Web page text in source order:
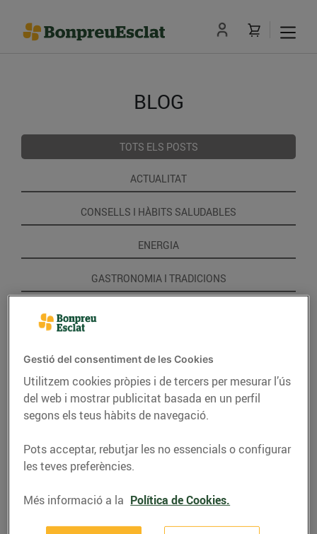
BLOG
TOTS ELS POSTS
ACTUALITAT
CONSELLS I HÀBITS SALUDABLES
ENERGIA
GASTRONOMIA I TRADICIONS
Gestió del consentiment de les Cookies
Utilitzem cookies pròpies i de tercers per mesurar l’ús
del web i mostrar publicitat basada en un perfil
segons els teus hàbits de navegació.
Pots acceptar, rebutjar les no essencials o configurar
les teves preferències.
Més informació a la Política de Cookies.